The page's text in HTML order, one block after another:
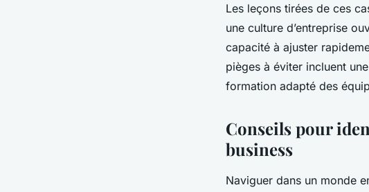
Les leçons tirées de ces
une culture d’entreprise
capacité à ajuster
pièges à éviter incluent
formation adapté des
Conseils pour
business
Naviguer dans un monde